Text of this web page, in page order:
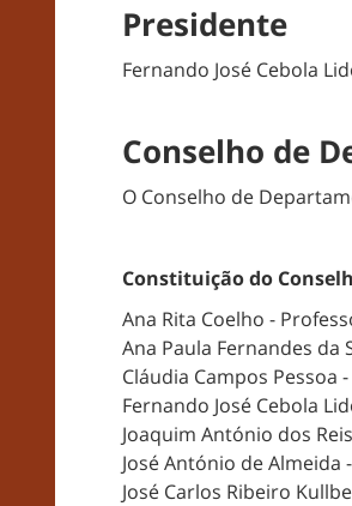
Presidente
Fernando José Cebola
Conselho de
O Conselho de
Constituição do
Ana Rita Coelho -
Ana Paula Fernandes da
Cláudia Campos Pessoa
Fernando José Cebola
Joaquim António dos
José António de
José Carlos Ribeiro